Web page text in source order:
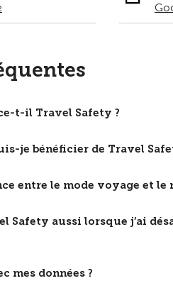
t-il Travel Safety ?
je bénéficier de Travel
entre le mode voyage et le
Safety aussi lorsque j’ai
mes données ?